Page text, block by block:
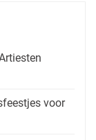
voor